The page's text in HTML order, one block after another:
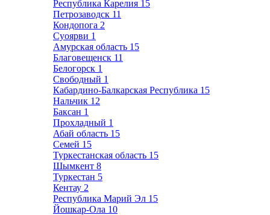
Республика Карелия 15
Петрозаводск 11
Кондопога 2
Суоярви 1
Амурская область 15
Благовещенск 11
Белогорск 1
Свободный 1
Кабардино-Балкарская Республика 15
Нальчик 12
Баксан 1
Прохладный 1
Абай область 15
Семей 15
Туркестанская область 15
Шымкент 8
Туркестан 5
Кентау 2
Республика Марий Эл 15
Йошкар-Ола 10